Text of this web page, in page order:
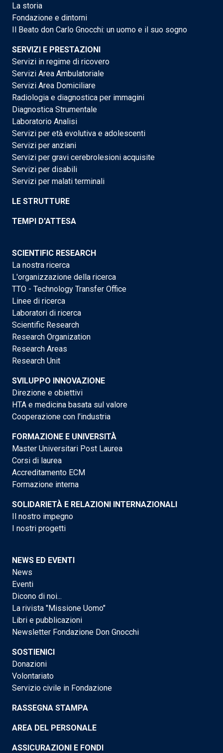
La storia
Fondazione e dintorni
Il Beato don Carlo Gnocchi: un uomo e il suo sogno
SERVIZI E PRESTAZIONI
Servizi in regime di ricovero
Servizi Area Ambulatoriale
Servizi Area Domiciliare
Radiologia e diagnostica per immagini
Diagnostica Strumentale
Laboratorio Analisi
Servizi per età evolutiva e adolescenti
Servizi per anziani
Servizi per gravi cerebrolesioni acquisite
Servizi per disabili
Servizi per malati terminali
LE STRUTTURE
TEMPI D'ATTESA
SCIENTIFIC RESEARCH
La nostra ricerca
L'organizzazione della ricerca
TTO - Technology Transfer Office
Linee di ricerca
Laboratori di ricerca
Scientific Research
Research Organization
Research Areas
Research Unit
SVILUPPO INNOVAZIONE
Direzione e obiettivi
HTA e medicina basata sul valore
Cooperazione con l'industria
FORMAZIONE E UNIVERSITÀ
Master Universitari Post Laurea
Corsi di laurea
Accreditamento ECM
Formazione interna
SOLIDARIETÀ E RELAZIONI INTERNAZIONALI
Il nostro impegno
I nostri progetti
NEWS ED EVENTI
News
Eventi
Dicono di noi...
La rivista "Missione Uomo"
Libri e pubblicazioni
Newsletter Fondazione Don Gnocchi
SOSTIENICI
Donazioni
Volontariato
Servizio civile in Fondazione
RASSEGNA STAMPA
AREA DEL PERSONALE
ASSICURAZIONI E FONDI